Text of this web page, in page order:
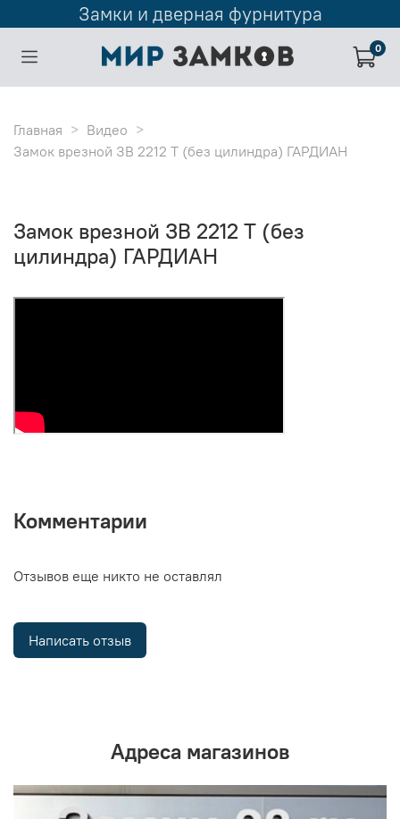
Замки и дверная фурнитура
0
Главная
Видео
Замок врезной ЗВ 2212 Т (без цилиндра) ГАРДИАН
Замок врезной ЗВ 2212 Т (без
цилиндра) ГАРДИАН
Комментарии
Отзывов еще никто не оставлял
Написать отзыв
Адреса магазинов